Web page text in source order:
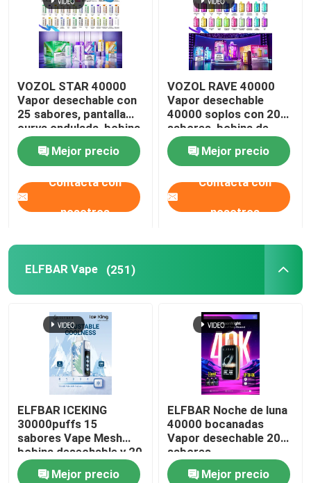
VOZOL STAR 40000
Vapor desechable con
25 sabores, pantalla
curva ondulada, bobina
de doble malla, batería
recargable de 1000
mAh
Mejor precio
Contacta con
nosotros
VOZOL RAVE 40000
Vapor desechable
40000 soplos con 20
sabores, bobina de
doble malla, batería
recargable de
1000mAh
Mejor precio
Contacta con
nosotros
ELFBAR Vape (251)
ELFBAR ICEKING
30000puffs 15
sabores Vape Mesh
bobina desechable y 20
ml de capacidad de
líquido electrónico
Mejor precio
ELFBAR Noche de luna
40000 bocanadas
Vapor desechable 20
sabores
Mejor precio